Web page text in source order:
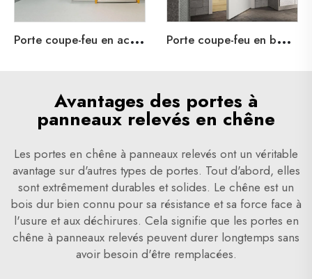
P
orte coupe-feu en acier pour appartement P
orte coupe-feu en bois pour appartement
Avantages des portes à
panneaux relevés en chêne
Les portes en chêne à panneaux relevés ont un véritable
avantage sur d'autres types de portes. Tout d'abord, elles
sont extrêmement durables et solides. Le chêne est un
bois dur bien connu pour sa résistance et sa force face à
l'usure et aux déchirures. Cela signifie que les portes en
chêne à panneaux relevés peuvent durer longtemps sans
avoir besoin d'être remplacées.